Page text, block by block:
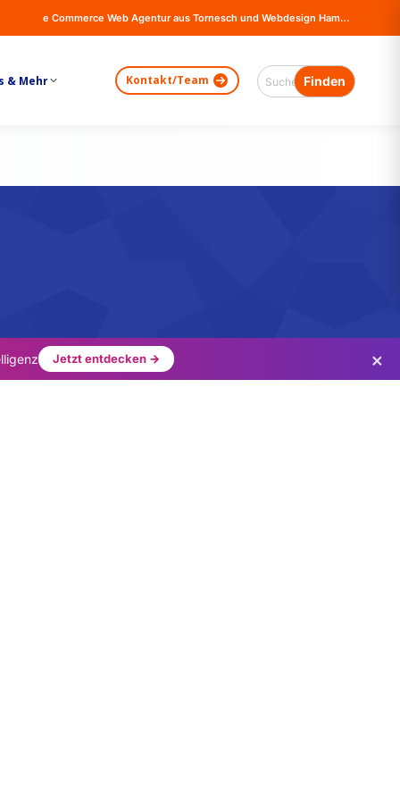
e Commerce Web Agentur aus Tornesch und Webdesign Hamburg - Online Shops, Firma Website Erstellung - Magento - Wordpress - WooCommerce
& Mehr Kontakt/Team
Jetzt entdecken → ×